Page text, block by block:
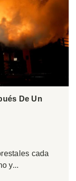
De Un
cada
y...